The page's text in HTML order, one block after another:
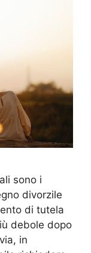
sono i
divorzile
di tutela
debole dopo
in